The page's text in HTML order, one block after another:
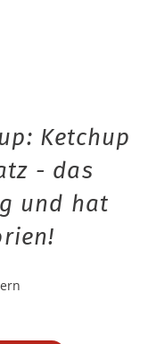
Ketchup
- das
und hat